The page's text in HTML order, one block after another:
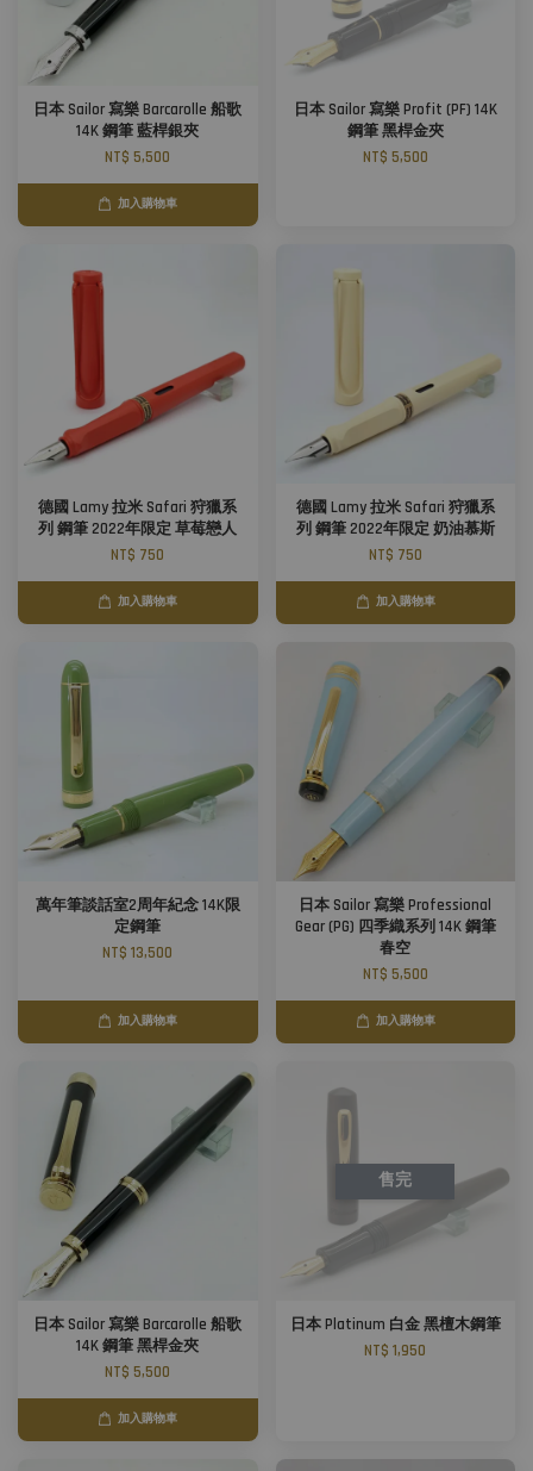
日本 Sailor 寫樂 Barcarolle 船歌
14K 鋼筆 藍桿銀夾
NT$ 5,500
加入購物車
日本 Sailor 寫樂 Profit (PF) 14K
鋼筆 黑桿金夾
NT$ 5,500
德國 Lamy 拉米 Safari 狩獵系
列 鋼筆 2022年限定 草莓戀人
NT$ 750
加入購物車
德國 Lamy 拉米 Safari 狩獵系
列 鋼筆 2022年限定 奶油慕斯
NT$ 750
加入購物車
萬年筆談話室2周年紀念 14K限
定鋼筆
NT$ 13,500
加入購物車
日本 Sailor 寫樂 Professional
Gear (PG) 四季織系列 14K 鋼筆
春空
NT$ 5,500
加入購物車
日本 Sailor 寫樂 Barcarolle 船歌
14K 鋼筆 黑桿金夾
NT$ 5,500
加入購物車
售完
日本 Platinum 白金 黑檀木鋼筆
NT$ 1,950